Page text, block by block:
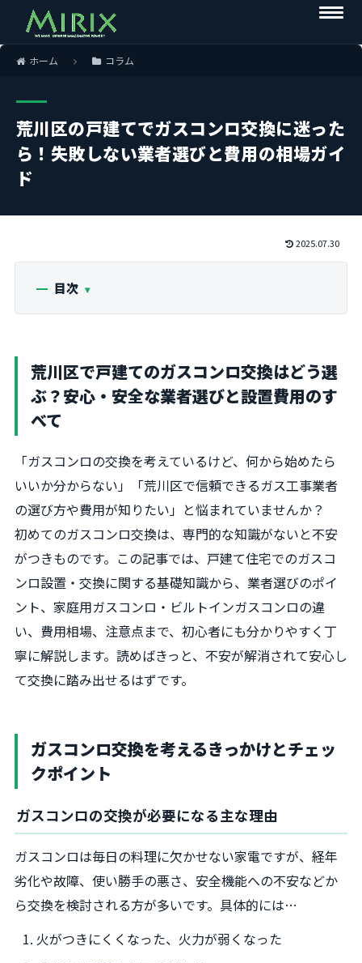
ホーム コラム
荒川区の戸建てでガスコンロ交換に迷った
ら！失敗しない業者選びと費用の相場ガイ
ド
2025.07.30
目次
荒川区で戸建てのガスコンロ交換はどう選
ぶ？安心・安全な業者選びと設置費用のす
べて
「ガスコンロの交換を考えているけど、何から始めたら
いいか分からない」「荒川区で信頼できるガス工事業者
の選び方や費用が知りたい」と悩まれていませんか？
初めてのガスコンロ交換は、専門的な知識がないと不安
がつきものです。この記事では、戸建て住宅でのガスコ
ンロ設置・交換に関する基礎知識から、業者選びのポイ
ント、家庭用ガスコンロ・ビルトインガスコンロの違
い、費用相場、注意点まで、初心者にも分かりやすく丁
寧に解説します。読めばきっと、不安が解消されて安心し
て交換に踏み出せるはずです。
ガスコンロ交換を考えるきっかけとチェッ
クポイント
ガスコンロの交換が必要になる主な理由
ガスコンロは毎日の料理に欠かせない家電ですが、経年
劣化や故障、使い勝手の悪さ、安全機能への不安などか
ら交換を検討される方が多いです。具体的には…
火がつきにくくなった、火力が弱くなった